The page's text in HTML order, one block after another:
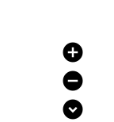
add_circle
remove_circle
expand_circle_down